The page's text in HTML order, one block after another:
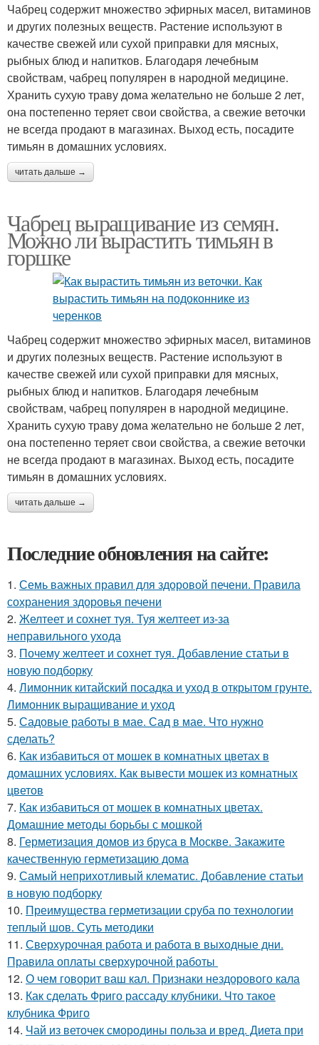
Чабрец содержит множество эфирных масел, витаминов
и других полезных веществ. Растение используют в
качестве свежей или сухой приправки для мясных,
рыбных блюд и напитков. Благодаря лечебным
свойствам, чабрец популярен в народной медицине.
Хранить сухую траву дома желательно не больше 2 лет,
она постепенно теряет свои свойства, а свежие веточки
не всегда продают в магазинах. Выход есть, посадите
тимьян в домашних условиях.
читать дальше →
Чабрец выращивание из семян.
Можно ли вырастить тимьян в
горшке
Чабрец содержит множество эфирных масел, витаминов
и других полезных веществ. Растение используют в
качестве свежей или сухой приправки для мясных,
рыбных блюд и напитков. Благодаря лечебным
свойствам, чабрец популярен в народной медицине.
Хранить сухую траву дома желательно не больше 2 лет,
она постепенно теряет свои свойства, а свежие веточки
не всегда продают в магазинах. Выход есть, посадите
тимьян в домашних условиях.
читать дальше →
Последние обновления на сайте:
1. Семь важных правил для здоровой печени. Правила
сохранения здоровья печени
2. Желтеет и сохнет туя. Туя желтеет из-за
неправильного ухода
3. Почему желтеет и сохнет туя. Добавление статьи в
новую подборку
4. Лимонник китайский посадка и уход в открытом грунте.
Лимонник выращивание и уход
5. Садовые работы в мае. Сад в мае. Что нужно
сделать?
6. Как избавиться от мошек в комнатных цветах в
домашних условиях. Как вывести мошек из комнатных
цветов
7. Как избавиться от мошек в комнатных цветах.
Домашние методы борьбы с мошкой
8. Герметизация домов из бруса в Москве. Закажите
качественную герметизацию дома
9. Самый неприхотливый клематис. Добавление статьи
в новую подборку
10. Преимущества герметизации сруба по технологии
теплый шов. Суть методики
11. Сверхурочная работа и работа в выходные дни.
Правила оплаты сверхурочной работы
12. О чем говорит ваш кал. Признаки нездорового кала
13. Как сделать Фриго рассаду клубники. Что такое
клубника Фриго
14. Чай из веточек смородины польза и вред. Диета при